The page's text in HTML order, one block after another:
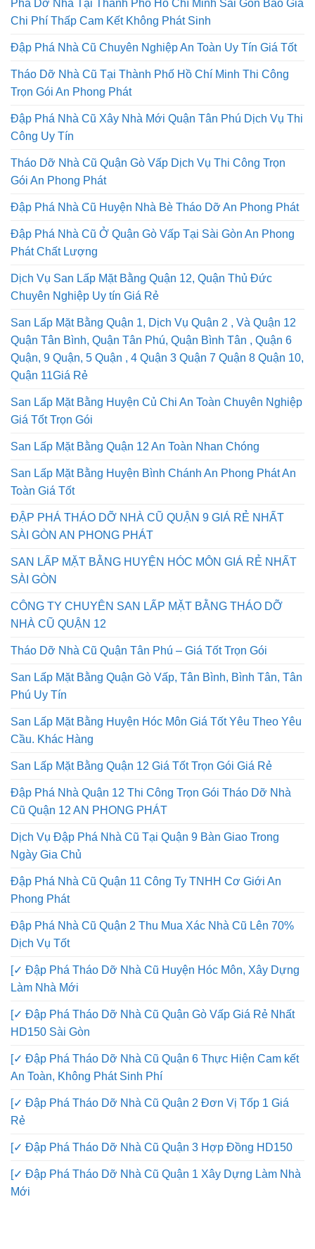
Phá Dỡ Nhà Tại Thành Phố Hồ Chí Minh Sài Gòn Báo Giá
Chi Phí Thấp Cam Kết Không Phát Sinh
Đập Phá Nhà Cũ Chuyên Nghiệp An Toàn Uy Tín Giá Tốt
Tháo Dỡ Nhà Cũ Tại Thành Phố Hồ Chí Minh Thi Công
Trọn Gói An Phong Phát
Đập Phá Nhà Cũ Xây Nhà Mới Quận Tân Phú Dịch Vụ Thi
Công Uy Tín
Tháo Dỡ Nhà Cũ Quận Gò Vấp Dịch Vụ Thi Công Trọn
Gói An Phong Phát
Đập Phá Nhà Cũ Huyện Nhà Bè Tháo Dỡ An Phong Phát
Đập Phá Nhà Cũ Ở Quận Gò Vấp Tại Sài Gòn An Phong
Phát Chất Lượng
Dịch Vụ San Lấp Mặt Bằng Quận 12, Quận Thủ Đức
Chuyên Nghiệp Uy tín Giá Rẻ
San Lấp Mặt Bằng Quận 1, Dịch Vụ Quận 2 , Và Quận 12
Quận Tân Bình, Quận Tân Phú, Quận Bình Tân , Quận 6
Quận, 9 Quận, 5 Quận , 4 Quận 3 Quận 7 Quận 8 Quận 10,
Quận 11Giá Rẻ
San Lấp Mặt Bằng Huyện Củ Chi An Toàn Chuyên Nghiệp
Giá Tốt Trọn Gói
San Lấp Mặt Bằng Quận 12 An Toàn Nhan Chóng
San Lấp Mặt Bằng Huyện Bình Chánh An Phong Phát An
Toàn Giá Tốt
ĐẬP PHÁ THÁO DỠ NHÀ CŨ QUẬN 9 GIÁ RẺ NHẤT
SÀI GÒN AN PHONG PHÁT
SAN LẤP MẶT BẰNG HUYỆN HÓC MÔN GIÁ RẺ NHẤT
SÀI GÒN
CÔNG TY CHUYÊN SAN LẤP MẶT BẰNG THÁO DỠ
NHÀ CŨ QUẬN 12
Tháo Dỡ Nhà Cũ Quận Tân Phú – Giá Tốt Trọn Gói
San Lấp Mặt Bằng Quận Gò Vấp, Tân Bình, Bình Tân, Tân
Phú Uy Tín
San Lấp Mặt Bằng Huyện Hóc Môn Giá Tốt Yêu Theo Yêu
Cầu. Khác Hàng
San Lấp Mặt Bằng Quận 12 Giá Tốt Trọn Gói Giá Rẻ
Đập Phá Nhà Quận 12 Thi Công Trọn Gói Tháo Dỡ Nhà
Cũ Quận 12 AN PHONG PHÁT
Dịch Vụ Đập Phá Nhà Cũ Tại Quận 9 Bàn Giao Trong
Ngày Gia Chủ
Đập Phá Nhà Cũ Quận 11 Công Ty TNHH Cơ Giới An
Phong Phát
Đập Phá Nhà Cũ Quận 2 Thu Mua Xác Nhà Cũ Lên 70%
Dịch Vụ Tốt
[✓ Đập Phá Tháo Dỡ Nhà Cũ Huyện Hóc Môn, Xây Dựng
Làm Nhà Mới
[✓ Đập Phá Tháo Dỡ Nhà Cũ Quận Gò Vấp Giá Rẻ Nhất
HD150 Sài Gòn
[✓ Đập Phá Tháo Dỡ Nhà Cũ Quận 6 Thực Hiện Cam kết
An Toàn, Không Phát Sinh Phí
[✓ Đập Phá Tháo Dỡ Nhà Cũ Quận 2 Đơn Vị Tốp 1 Giá
Rẻ
[✓ Đập Phá Tháo Dỡ Nhà Cũ Quận 3 Hợp Đồng HD150
[✓ Đập Phá Tháo Dỡ Nhà Cũ Quận 1 Xây Dựng Làm Nhà
Mới